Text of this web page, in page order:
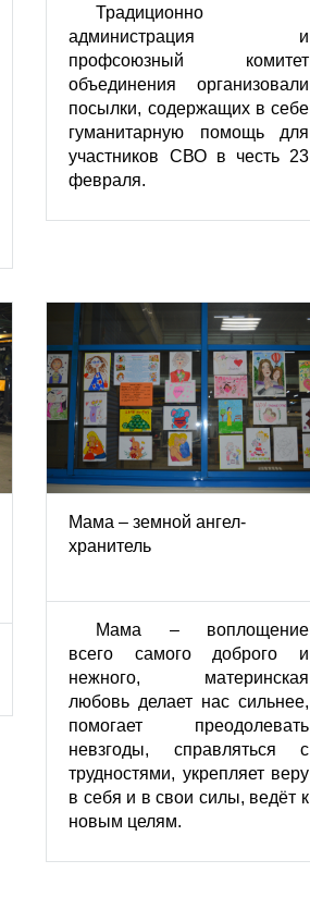
Традиционно
администрация и
профсоюзный комитет
объединения организовали
посылки, содержащих в себе
гуманитарную помощь для
участников СВО в честь 23
февраля.
Мама – земной ангел-
хранитель
Мама – воплощение
всего самого доброго и
нежного, материнская
любовь делает нас сильнее,
помогает преодолевать
невзгоды, справляться с
трудностями, укрепляет веру
в себя и в свои силы, ведёт к
новым целям.